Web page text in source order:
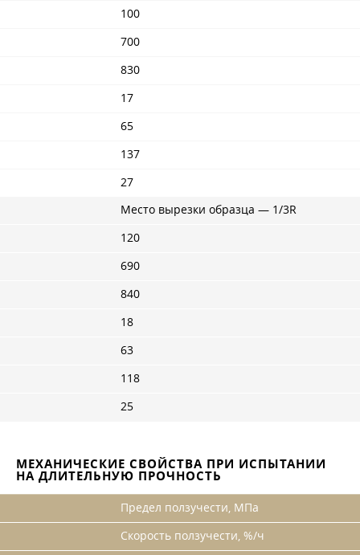
100
700
830
17
65
137
27
Место вырезки образца — 1/3R
120
690
840
18
63
118
25
МЕХАНИЧЕСКИЕ СВОЙСТВА ПРИ ИСПЫТАНИИ
НА ДЛИТЕЛЬНУЮ ПРОЧНОСТЬ
Предел ползучести, МПа
Скорость ползучести, %/ч